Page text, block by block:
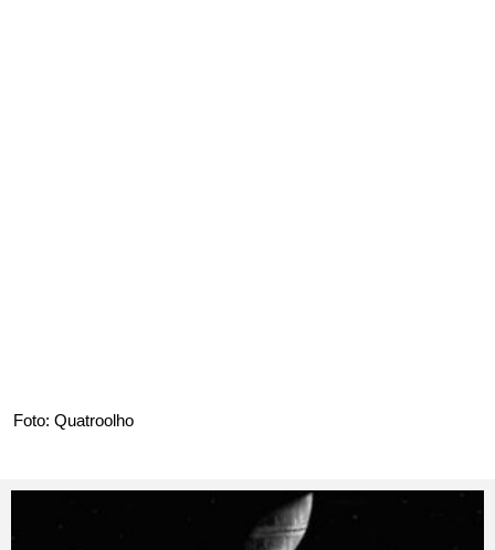
Foto: Quatroolho